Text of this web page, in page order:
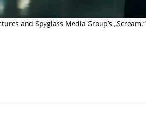
and Spyglass Media Group’s „Scream.“